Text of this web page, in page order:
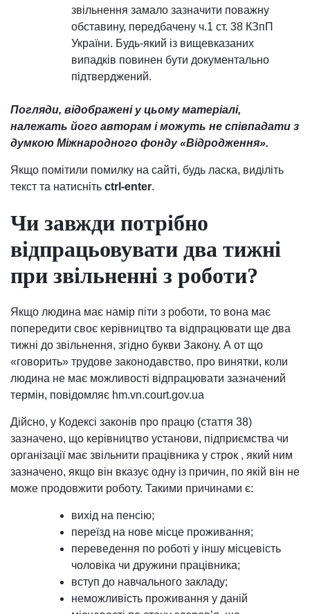
звільнення замало зазначити поважну
обставину, передбачену ч.1 ст. 38 КЗпП
України. Будь-який із вищевказаних
випадків повинен бути документально
підтверджений.
Погляди, відображені у цьому матеріалі,
належать його авторам і можуть не співпадати з
думкою Міжнародного фонду «Відродження».
Якщо помітили помилку на сайті, будь ласка, виділіть
текст та натисніть ctrl-enter.
Чи завжди потрібно
відпрацьовувати два тижні
при звільненні з роботи?
Якщо людина має намір піти з роботи, то вона має
попередити своє керівництво та відпрацювати ще два
тижні до звільнення, згідно букви Закону. А от що
«говорить» трудове законодавство, про винятки, коли
людина не має можливості відпрацювати зазначений
термін, повідомляє hm.vn.court.gov.ua
Дійсно, у Кодексі законів про працю (стаття 38)
зазначено, що керівництво установи, підприємства чи
організації має звільнити працівника у строк , який ним
зазначено, якщо він вказує одну із причин, по якій він не
може продовжити роботу. Такими причинами є:
вихід на пенсію;
переїзд на нове місце проживання;
переведення по роботі у іншу місцевість
чоловіка чи дружини працівника;
вступ до навчального закладу;
неможливість проживання у даній